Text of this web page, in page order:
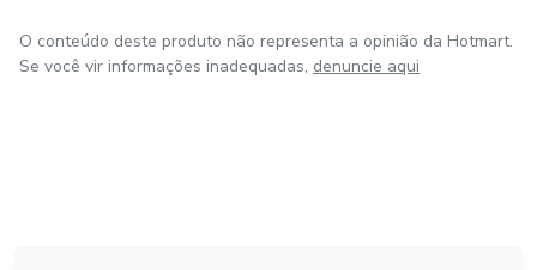
O conteúdo deste produto não representa a opinião da Hotmart.
Se você vir informações inadequadas, denuncie aqui